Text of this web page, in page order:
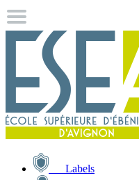
Labels